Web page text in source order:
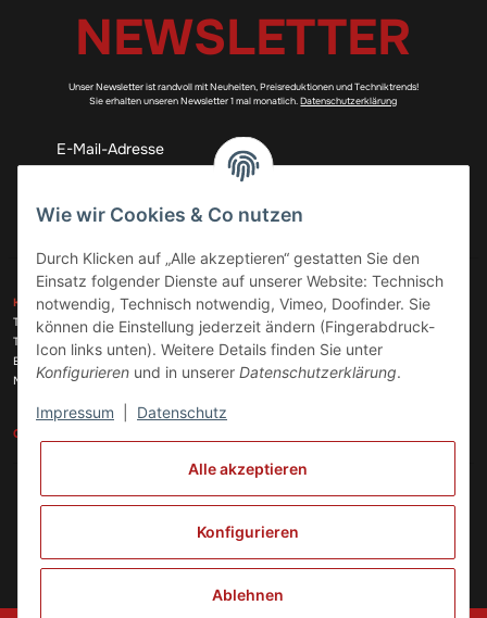
NEWSLETTER
Unser Newsletter ist randvoll mit Neuheiten, Preisreduktionen und Techniktrends!
Sie erhalten unseren Newsletter 1 mal monatlich.Datenschutzerklärung
Abonnieren
KONTAKT
Telefon:+49 (0)6074 816 08 0
Telefax:
+49 (0)6074 215 08 60
E-Mail:
info@meinhausgeraetedoc.de
Max Planck Str. 6 c, 63322 Rödermark
GESETZLICHE INFORMATIONEN
ZAHLUNGSARTEN
VERSANDARTEN
Vertrag widerrufen
Wie wir Cookies & Co nutzen
Durch Klicken auf „Alle akzeptieren“ gestatten Sie den
Einsatz folgender Dienste auf unserer Website: Technisch
notwendig, Technisch notwendig, Vimeo, Doofinder. Sie
können die Einstellung jederzeit ändern (Fingerabdruck-
Icon links unten). Weitere Details finden Sie unter
Konfigurieren und in unserer Datenschutzerklärung.
Impressum Datenschutz
Alle akzeptieren
Konfigurieren
Ablehnen